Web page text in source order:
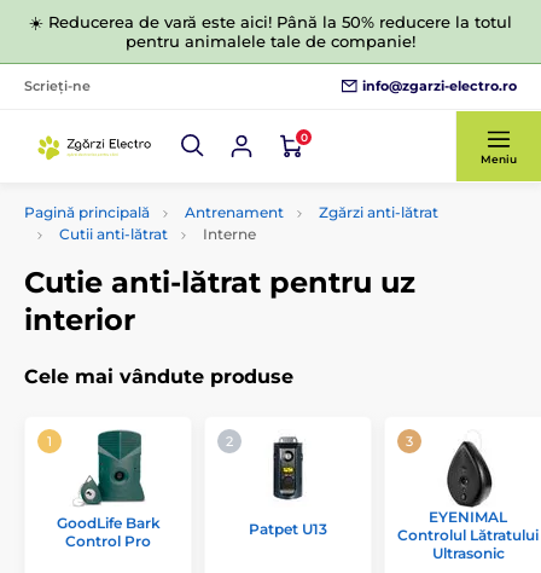
☀️ Reducerea de vară este aici! Până la 50% reducere la totul
pentru animalele tale de companie!
Scrieți-ne info@zgarzi-electro.ro
0
Meniu
Pagină principală Antrenament
Zgărzi anti-lătrat
Cutii anti-lătrat
Interne
Cutie anti-lătrat pentru uz
interior
Cele mai vândute produse
GoodLife Bark
Control Pro
Patpet U13
EYENIMAL
Controlul Lătratului
Ultrasonic